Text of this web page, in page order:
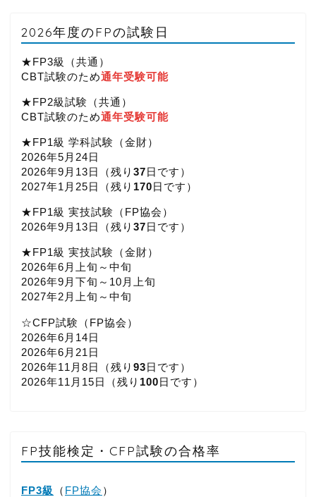
2026年度のFPの試験日
★FP3級（共通）
CBT試験のため通年受験可能
★FP2級試験（共通）
CBT試験のため通年受験可能
★FP1級 学科試験（金財）
2026年5月24日
2026年9月13日（残り 37日です）
2027年1月25日（残り 170日です）
★FP1級 実技試験（FP協会）
2026年9月13日（残り 37日です）
★FP1級 実技試験（金財）
2026年6月上旬～中旬
2026年9月下旬～10月上旬
2027年2月上旬～中旬
☆CFP試験（FP協会）
2026年6月14日
2026年6月21日
2026年11月8日（残り 93日です）
2026年11月15日（残り 100日です）
FP技能検定・CFP試験の合格率
FP3級 （ FP協会 ）